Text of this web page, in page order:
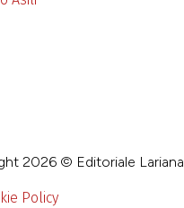
2026 © Editoriale Lariana
Policy